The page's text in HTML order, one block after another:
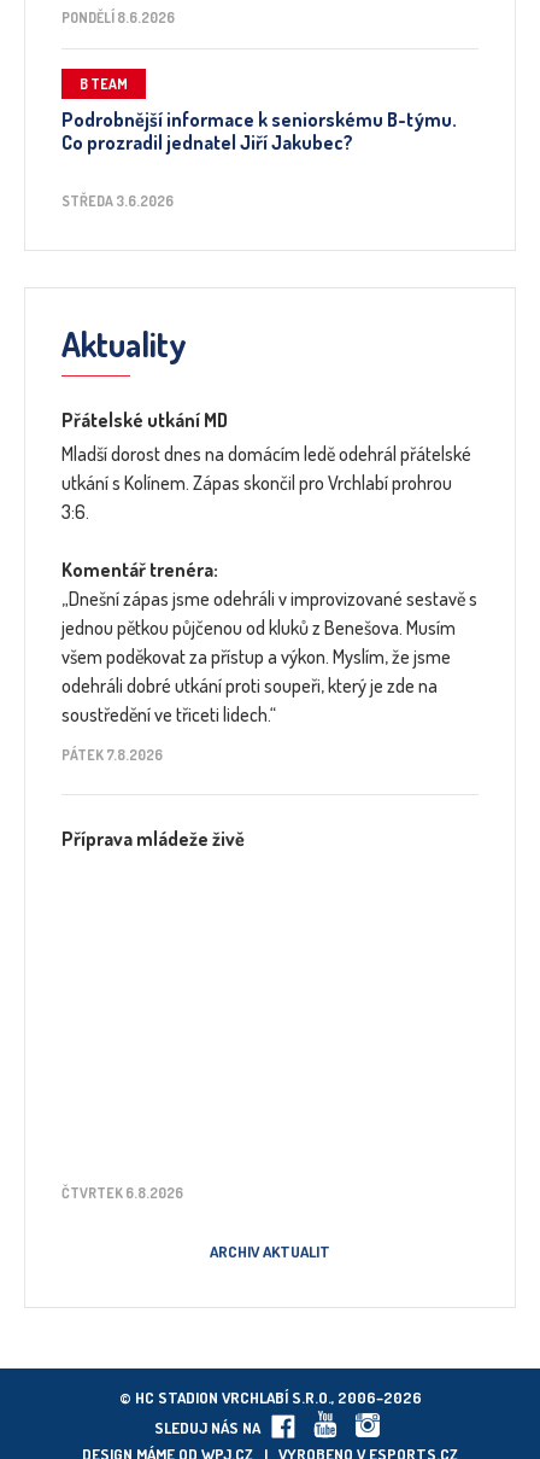
PONDĚLÍ 8.6.2026
B TEAM
Podrobnější informace k seniorskému B-týmu.
Co prozradil jednatel Jiří Jakubec?
STŘEDA 3.6.2026
Aktuality
Přátelské utkání MD
Mladší dorost dnes na domácím ledě odehrál přátelské
utkání s Kolínem. Zápas skončil pro Vrchlabí prohrou
3:6.
Komentář trenéra:
„Dnešní zápas jsme odehráli v improvizované sestavě s
jednou pětkou půjčenou od kluků z Benešova. Musím
všem poděkovat za přístup a výkon. Myslím, že jsme
odehráli dobré utkání proti soupeři, který je zde na
soustředění ve třiceti lidech.“
PÁTEK 7.8.2026
Příprava mládeže živě
ČTVRTEK 6.8.2026
ARCHIV AKTUALIT
© HC STADION VRCHLABÍ S.R.O., 2006–2026
SLEDUJ NÁS NA
DESIGN MÁME OD WPJ.CZ | VYROBENO VESPORTS.CZ